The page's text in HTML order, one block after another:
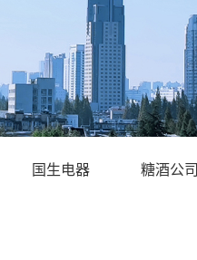
国生电器 糖酒公司